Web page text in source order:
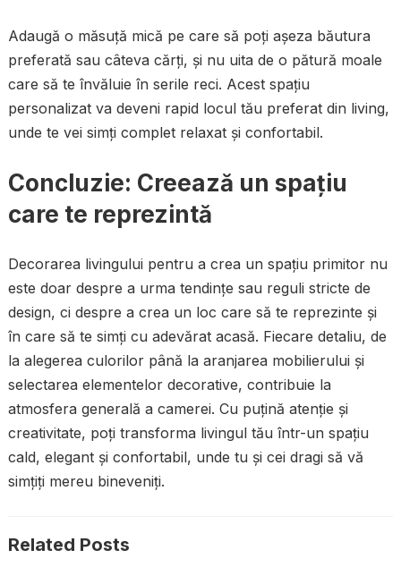
Adaugă o măsuță mică pe care să poți așeza băutura
preferată sau câteva cărți, și nu uita de o pătură moale
care să te învăluie în serile reci. Acest spațiu
personalizat va deveni rapid locul tău preferat din living,
unde te vei simți complet relaxat și confortabil.
Concluzie: Creează un spațiu
care te reprezintă
Decorarea livingului pentru a crea un spațiu primitor nu
este doar despre a urma tendințe sau reguli stricte de
design, ci despre a crea un loc care să te reprezinte și
în care să te simți cu adevărat acasă. Fiecare detaliu, de
la alegerea culorilor până la aranjarea mobilierului și
selectarea elementelor decorative, contribuie la
atmosfera generală a camerei. Cu puțină atenție și
creativitate, poți transforma livingul tău într-un spațiu
cald, elegant și confortabil, unde tu și cei dragi să vă
simțiți mereu bineveniți.
Related Posts